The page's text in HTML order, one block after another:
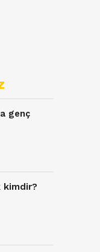
genç
kimdir?